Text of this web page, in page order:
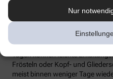
Nur
erfolgt nach weiteren
Die Grippeimpfung ist in aller
Tagen können leichte
Frösteln oder Kopf- und
meist binnen weniger Tage